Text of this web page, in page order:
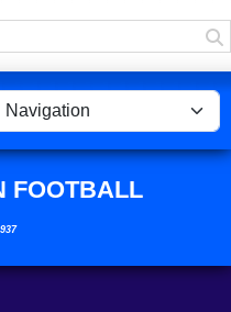
FOOTBALL